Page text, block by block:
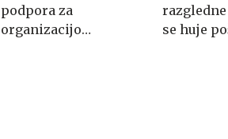
podpora za
organizacijo
se huje